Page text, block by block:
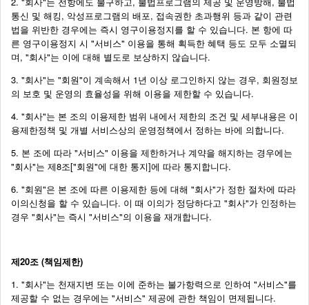
통신 및 해킹, 악성프로그램의 배포, 접속권한 초과행위 등과 같이 관련
법을 위반한 경우에는 즉시 영구이용정지를 할 수 있습니다. 본 항에 따
른 영구이용정지 시 "서비스" 이용을 통해 획득한 혜택 등도 모두 소멸되
며, "회사"는 이에 대해 별도로 보상하지 않습니다.
3. "회사"는 "회원"이 계속해서 1년 이상 로그인하지 않는 경우, 회원정보
의 보호 및 운영의 효율성을 위해 이용을 제한할 수 있습니다.
4. "회사"는 본 조의 이용제한 범위 내에서 제한의 조건 및 세부내용은 이
용제한정책 및 개별 서비스상의 운영정책에서 정하는 바에 의합니다.
5. 본 조에 따라 "서비스" 이용을 제한하거나 계약을 해지하는 경우에는
"회사"는 제8조["회원"에 대한 통지]에 따라 통지합니다.
6. "회원"은 본 조에 따른 이용제한 등에 대해 "회사"가 정한 절차에 따라
이의신청을 할 수 있습니다. 이 때 이의가 정당하다고 "회사"가 인정하는
경우 "회사"는 즉시 "서비스"의 이용을 재개합니다.
제20조 (책임제한)
1. "회사"는 천재지변 또는 이에 준하는 불가항력으로 인하여 "서비스"를
제공할 수 없는 경우에는 "서비스" 제공에 관한 책임이 면제됩니다.